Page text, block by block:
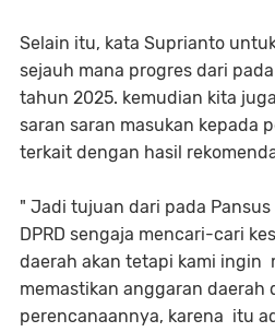
Selain itu, kata Suprianto
sejauh mana progres dari
tahun 2025. kemudian kita
saran saran masukan kepada
terkait dengan hasil
" Jadi tujuan dari pada
DPRD sengaja mencari-cari
daerah akan tetapi kami ingin
memastikan anggaran daerah
perencanaannya, karena itu